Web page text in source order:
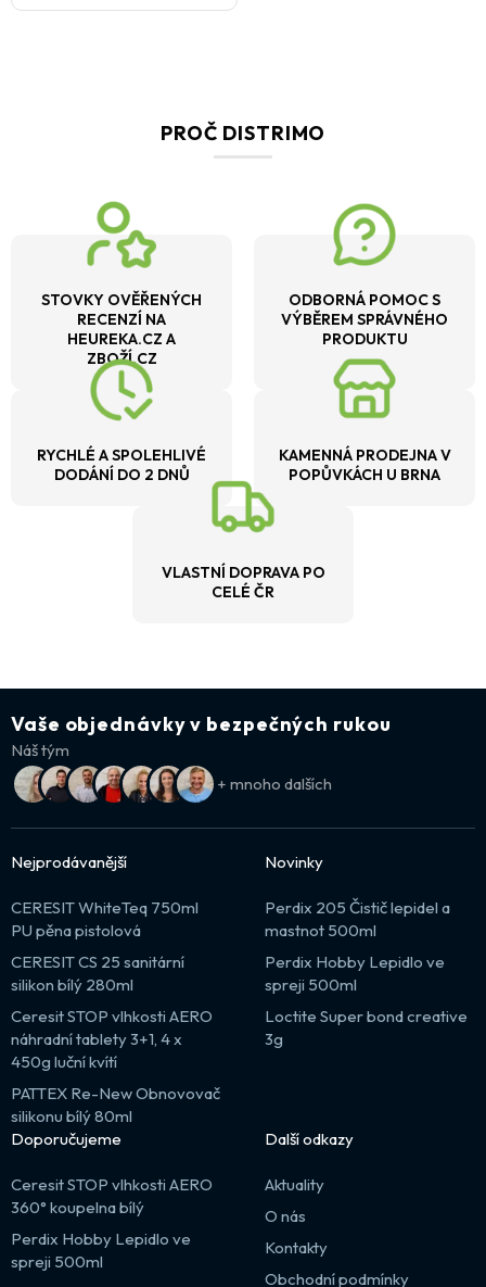
PROČ DISTRIMO
STOVKY OVĚŘENÝCH
RECENZÍ NA
HEUREKA.CZ A
ZBOŽÍ.CZ
ODBORNÁ POMOC S
VÝBĚREM SPRÁVNÉHO
PRODUKTU
RYCHLÉ A SPOLEHLIVÉ
DODÁNÍ DO 2 DNŮ
KAMENNÁ PRODEJNA V
POPŮVKÁCH U BRNA
VLASTNÍ DOPRAVA PO
CELÉ ČR
Vaše objednávky v bezpečných rukou
Náš tým
+ mnoho dalších
Nejprodávanější
CERESIT WhiteTeq 750ml
PU pěna pistolová
CERESIT CS 25 sanitární
silikon bílý 280ml
Ceresit STOP vlhkosti AERO
náhradní tablety 3+1, 4 x
450g luční kvítí
PATTEX Re-New Obnovovač
silikonu bílý 80ml
Novinky
Perdix 205 Čistič lepidel a
mastnot 500ml
Perdix Hobby Lepidlo ve
spreji 500ml
Loctite Super bond creative
3g
Doporučujeme
Ceresit STOP vlhkosti AERO
360° koupelna bílý
Perdix Hobby Lepidlo ve
spreji 500ml
Další odkazy
Aktuality
O nás
Kontakty
Obchodní podmínky